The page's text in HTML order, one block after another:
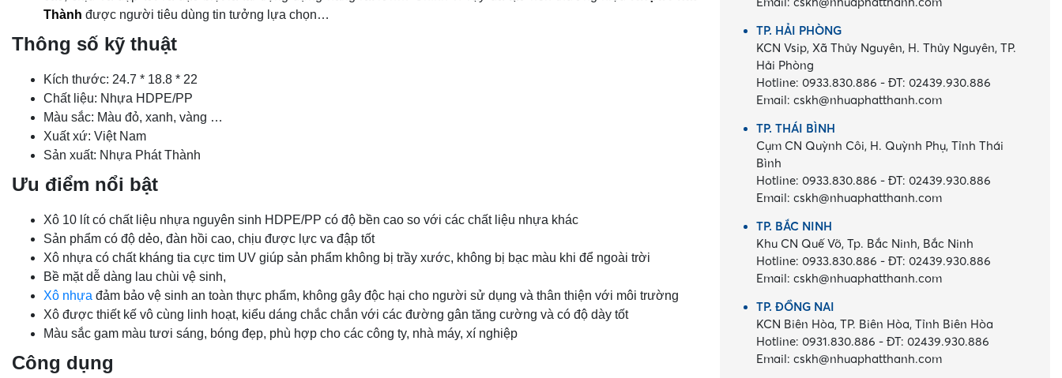
Thành được người tiêu dùng tin tưởng lựa chọn…
Thông số kỹ thuật
Kích thước: 24.7 * 18.8 * 22
Chất liệu: Nhựa HDPE/PP
Màu sắc: Màu đỏ, xanh, vàng …
Xuất xứ: Việt Nam
Sản xuất: Nhựa Phát Thành
Ưu điểm nổi bật
Xô 10 lít có chất liệu nhựa nguyên sinh HDPE/PP có độ bền cao so với các chất liệu nhựa khác
Sản phẩm có độ dẻo, đàn hồi cao, chịu được lực va đập tốt
Xô nhựa có chất kháng tia cực tim UV giúp sản phẩm không bị trầy xước, không bị bạc màu khi để ngoài trời
Bề mặt dễ dàng lau chùi vệ sinh,
Xô nhựa đảm bảo vệ sinh an toàn thực phẩm, không gây độc hại cho người sử dụng và thân thiện với môi trường
Xô được thiết kế vô cùng linh hoạt, kiểu dáng chắc chắn với các đường gân tăng cường và có độ dày tốt
Màu sắc gam màu tươi sáng, bóng đẹp, phù hợp cho các công ty, nhà máy, xí nghiệp
Công dụng
TP. HẢI PHÒNG
KCN Vsip, Xã Thủy Nguyên, H. Thủy Nguyên, TP.
Hải Phòng
Hotline: 0933.830.886 -ĐT: 02439.930.886
Email:cskh@nhuaphatthanh.com
TP. THÁI BÌNH
Cụm CN Quỳnh Côi, H. Quỳnh Phụ, Tỉnh Thái
Bình
Hotline: 0933.830.886 -ĐT: 02439.930.886
Email:cskh@nhuaphatthanh.com
TP. BẮC NINH
Khu CN Quế Võ, Tp. Bắc Ninh, Bắc Ninh
Hotline: 0933.830.886 -ĐT: 02439.930.886
Email:cskh@nhuaphatthanh.com
TP. ĐỒNG NAI
KCN Biên Hòa, TP. Biên Hòa, Tỉnh Biên Hòa
Hotline: 0931.830.886 -ĐT: 02439.930.886
Email:cskh@nhuaphatthanh.com